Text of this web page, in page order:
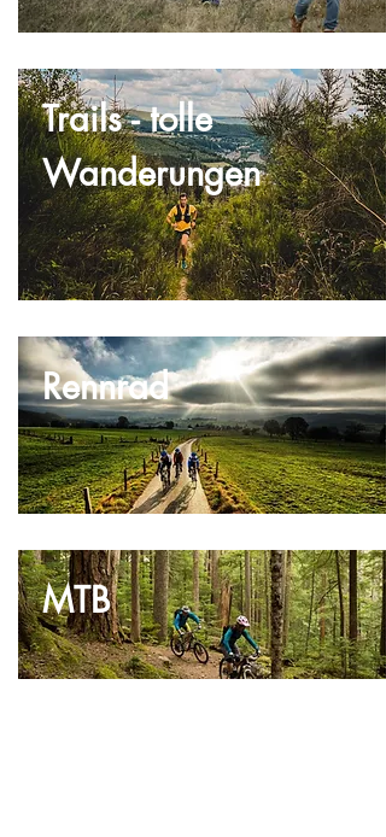
Trails - tolle
Wanderungen
Rennrad
MTB